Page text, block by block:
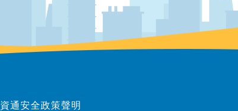
資通安全政策聲明